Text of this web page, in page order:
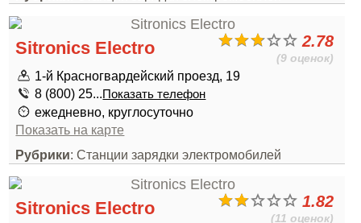
2.78
(9 оценок)
Sitronics Electro
1-й Красногвардейский проезд, 19
8 (800) 25...Показать телефон
ежедневно, круглосуточно
Показать на карте
Рубрики: Станции зарядки электромобилей
1.82
(11 оценок)
Sitronics Electro